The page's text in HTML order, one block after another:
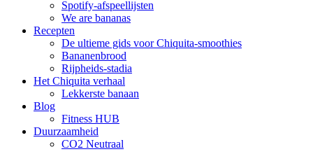
Spotify-afspeellijsten
We are bananas
Recepten
De ultieme gids voor Chiquita-smoothies
Bananenbrood
Rijpheids-stadia
Het Chiquita verhaal
Lekkerste banaan
Blog
Fitness HUB
Duurzaamheid
CO2 Neutraal